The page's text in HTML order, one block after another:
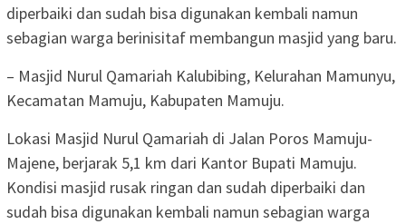
diperbaiki dan sudah bisa digunakan kembali namun
sebagian warga berinisitaf membangun masjid yang baru.
– Masjid Nurul Qamariah Kalubibing, Kelurahan Mamunyu,
Kecamatan Mamuju, Kabupaten Mamuju.
Lokasi Masjid Nurul Qamariah di Jalan Poros Mamuju-
Majene, berjarak 5,1 km dari Kantor Bupati Mamuju.
Kondisi masjid rusak ringan dan sudah diperbaiki dan
sudah bisa digunakan kembali namun sebagian warga